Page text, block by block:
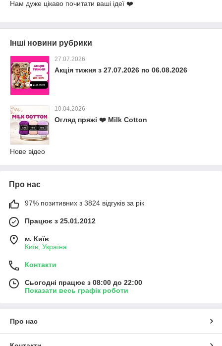
Нам дуже цікаво почитати ваші ідеї ❤️
Інші новини рубрики
27.07.2026
Акція тижня з 27.07.2026 по 06.08.2026
10.04.2026
Огляд пряжі ❤️ Milk Cotton
Нове відео
Про нас
97% позитивних з 3824 відгуків за рік
Працює з 25.01.2012
м. Київ
Київ, Україна
Контакти
Сьогодні працює з 08:00 до 22:00
Показати весь графік роботи
Про нас